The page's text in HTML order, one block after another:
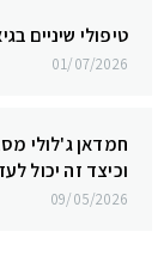
טיפולי שיניים
01/07/2026
וכיצד זה יכול
09/05/2026